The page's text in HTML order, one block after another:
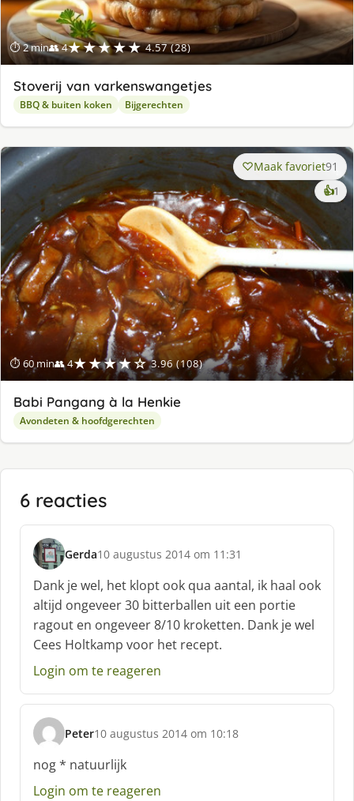
⏱ 2 min👥 4★★★★★ 4.57 (28)
Stoverij van varkenswangetjes
BBQ & buiten koken Bijgerechten
⏱ 60 min👥 4★★★★☆ 3.96 (108)
Maak favoriet91
👍1
Babi Pangang à la Henkie
Avondeten & hoofdgerechten
6 reacties
Gerda
s
c
h
r
e
e
:
10 augustus 2014 om 11:31
Dank je wel, het klopt ook qua aantal, ik haal ook
altijd ongeveer 30 bitterballen uit een portie
ragout en ongeveer 8/10 kroketten. Dank je wel
Cees Holtkamp voor het recept.
Login om te reageren
Peter
s
h
r
10 augustus 2014 om 10:18
nog * natuurlijk
Login om te reageren